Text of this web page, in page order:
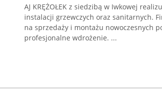
AJ KRĘŻOŁEK z siedzibą w Iwkowej
instalacji grzewczych oraz sanitarnych.
na sprzedaży i montażu nowoczesnych
profesjonalne wdrożenie. ...